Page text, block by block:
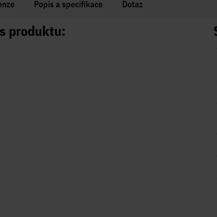
Popis a specifikace Dotaz
produktu: